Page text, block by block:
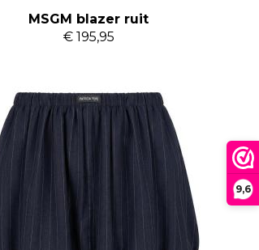
9,6
MSGM blazer ruit
€ 195,95